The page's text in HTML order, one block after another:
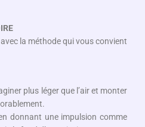
la méthode qui vous convient
plus léger que l’air et monter
donnant une impulsion comme